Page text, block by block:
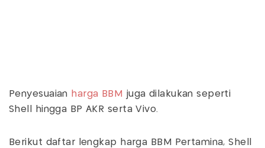
Penyesuaian harga BBM juga dilakukan seperti
Shell hingga BP AKR serta Vivo.
Berikut daftar lengkap harga BBM Pertamina, Shell